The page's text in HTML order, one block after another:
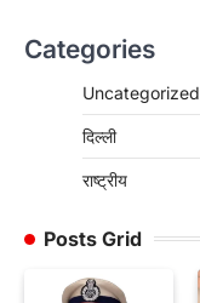
Categories
Uncategorized
दिल्ली
राष्ट्रीय
Posts Grid